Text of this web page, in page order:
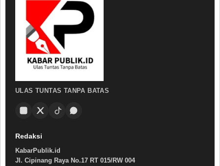
ULAS TUNTAS TANPA BATAS
Redaksi
KabarPublik.id
Jl. Cipinang Raya No.17 RT 015/RW 004